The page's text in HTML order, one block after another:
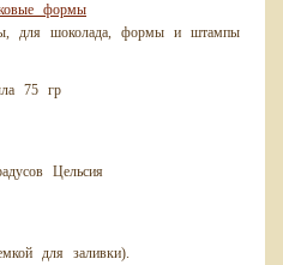
формы
для шоколада, формы и штампы
75 гр
Цельсия
для заливки).